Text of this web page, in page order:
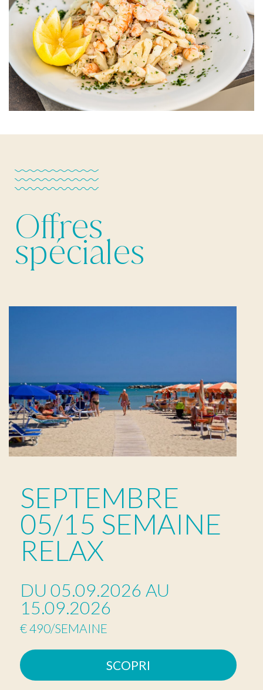
Offres
spéciales
SEPTEMBRE
05/15 SEMAINE
RELAX
DU 05.09.2026 AU
15.09.2026
€ 490/SEMAINE
SCOPRI